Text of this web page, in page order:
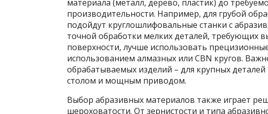
материала (металл, дерево, пластик) до
производительности. Например, для грубой
подойдут круглошлифовальные станки с
точной обработки мелких деталей, требующих
поверхности, лучше использовать
использованием алмазных или CBN кругов.
обрабатываемых изделий – для крупных
столом и мощным приводом.
Выбор абразивных материалов также играет
шероховатости. От зернистости и типа